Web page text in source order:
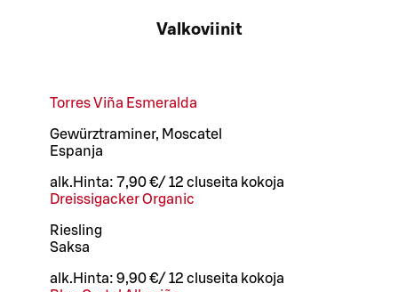
Valkoviinit
Torres Viña Esmeralda
Gewürztraminer, Moscatel
Espanja
alk. Hinta: 7,90 €/ 12 cl useita kokoja
Dreissigacker Organic
Riesling
Saksa
alk. Hinta: 9,90 €/ 12 cl useita kokoja